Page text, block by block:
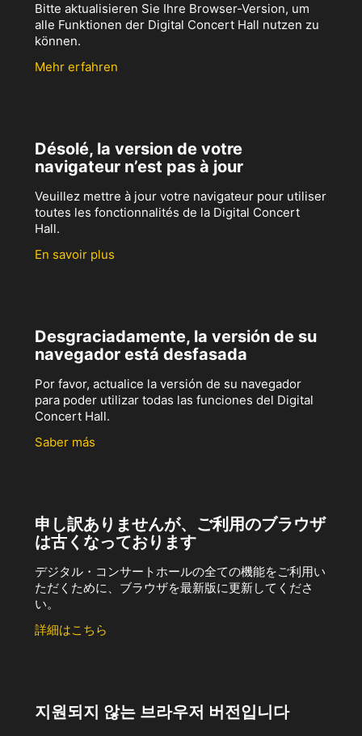
Bitte aktualisieren Sie Ihre Browser-Version, um
alle Funktionen der Digital Concert Hall nutzen zu
können.
Mehr erfahren
Désolé, la version de votre
navigateur n’est pas à jour
Veuillez mettre à jour votre navigateur pour utiliser
toutes les fonctionnalités de la Digital Concert
Hall.
En savoir plus
Desgraciadamente, la versión de su
navegador está desfasada
Por favor, actualice la versión de su navegador
para poder utilizar todas las funciones del Digital
Concert Hall.
Saber más
申し訳ありませんが、ご利用のブラウザ
は古くなっております
デジタル・コンサートホールの全ての機能をご利用い
ただくために、ブラウザを最新版に更新してくださ
い。
詳細はこちら
지원되지 않는 브라우저 버전입니다